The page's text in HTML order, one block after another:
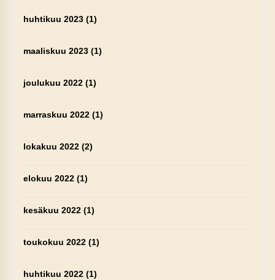
huhtikuu 2023(1)
maaliskuu 2023(1)
joulukuu 2022(1)
marraskuu 2022(1)
lokakuu 2022(2)
elokuu 2022(1)
kesäkuu 2022(1)
toukokuu 2022(1)
huhtikuu 2022(1)